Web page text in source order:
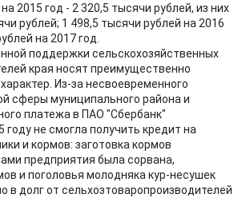
2015 год - 2 320,5 тысячи рублей, из них
рублей; 1 498,5 тысячи рублей на 2016
на 2017 год.
поддержки сельскохозяйственных
края носят преимущественно
Из-за несвоевременного
сферы муниципального района и
платежа в ПАО "Сбербанк"
году не смогла получить кредит на
и кормов: заготовка кормов
предприятия была сорвана,
и поголовья молодняка кур-несушек
в долг от сельхозтоваропроизводителей